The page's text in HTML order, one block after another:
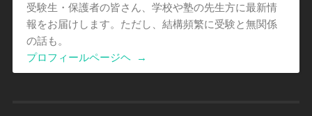
受験生・保護者の皆さん、学校や塾の先生方に最新情
報をお届けします。ただし、結構頻繁に受験と無関係
の話も。
プロフィールページヘ
→